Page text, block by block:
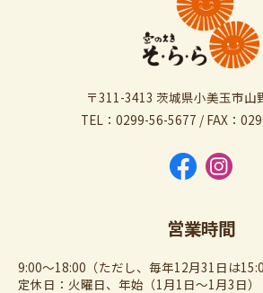
〒311-3413 茨城県小美玉市山
TEL：0299-56-5677 / FAX：
営業時間
9:00～18:00（ただし、毎年12月31日は
定休日：火曜日、年始（1月1日～1月3日）